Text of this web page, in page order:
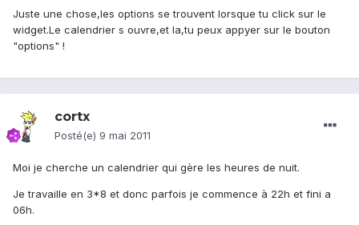
Juste une chose,les options se trouvent lorsque tu click sur le
widget.Le calendrier s ouvre,et la,tu peux appyer sur le bouton
"options" !
cortx
Posté(e) 9 mai 2011
Moi je cherche un calendrier qui gère les heures de nuit.
Je travaille en 3*8 et donc parfois je commence à 22h et fini a
06h.